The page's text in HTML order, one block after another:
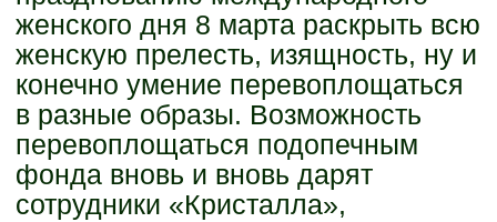
женского дня 8 марта раскрыть всю
женскую прелесть, изящность, ну и
конечно умение перевоплощаться
в разные образы. Возможность
перевоплощаться подопечным
фонда вновь и вновь дарят
сотрудники «Кристалла»,